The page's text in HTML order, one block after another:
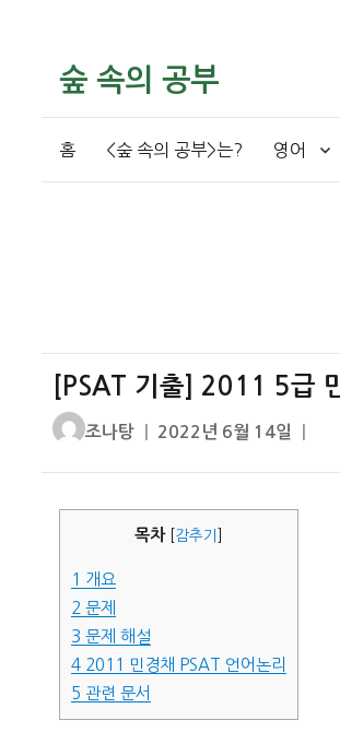
숲 속의 공부
홈 <숲 속의 공부>는? 영어
[PSAT 기출] 2011 5급
글
조나탕
작
자
2022년 6월 14일
목차 감추기
1 개요
2 문제
3 문제 해설
4 2011 민경채 PSAT 언어논리
5 관련 문서